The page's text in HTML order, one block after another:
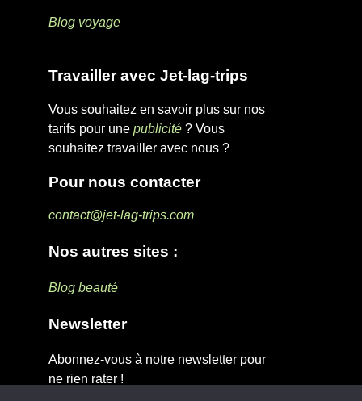
Blog voyage
Travailler avec Jet-lag-trips
Vous souhaitez en savoir plus sur nos
tarifs pour une publicité ? Vous
souhaitez travailler avec nous ?
Pour nous contacter
contact@jet-lag-trips.com
Nos autres sites :
Blog beauté
Newsletter
Abonnez-vous à notre newsletter pour
ne rien rater !